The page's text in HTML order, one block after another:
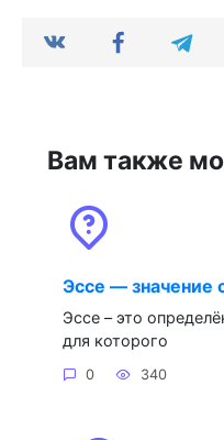
Вам также
Эссе — значение
Эссе – это
для которого
0 340